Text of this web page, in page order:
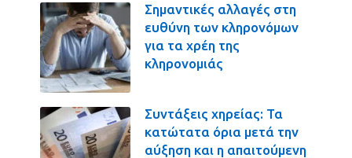
Σημαντικές αλλαγές στη
ευθύνη των κληρονόμων
για τα χρέη της
κληρονομιάς
Συντάξεις χηρείας: Τα
κατώτατα όρια μετά την
αύξηση και η απαιτούμενη